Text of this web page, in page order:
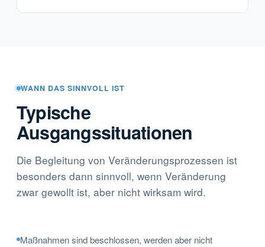
WANN DAS SINNVOLL IST
Typische
Ausgangssituationen
Die Begleitung von Veränderungsprozessen ist
besonders dann sinnvoll, wenn Veränderung
zwar gewollt ist, aber nicht wirksam wird.
Maßnahmen sind beschlossen, werden aber nicht